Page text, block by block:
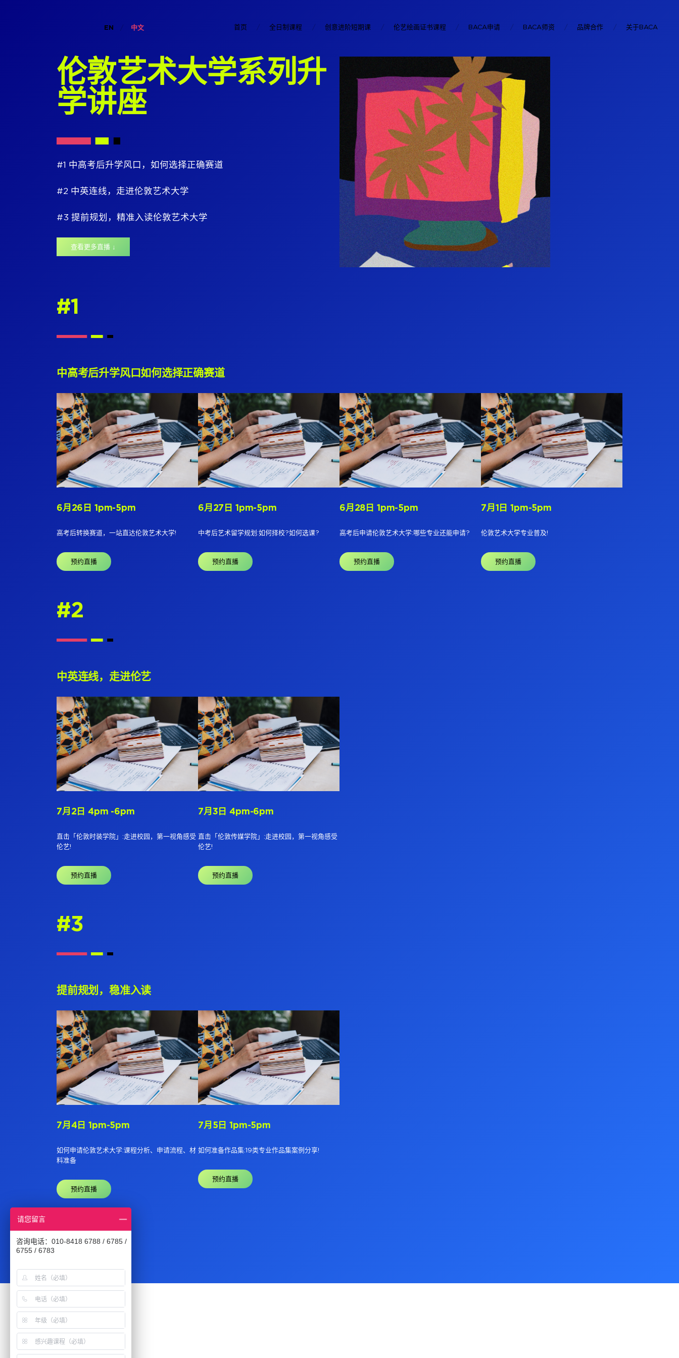
EN 中文 首页 全日制课程 创意进阶短期课 伦艺绘画证书课程 BACA申请 BACA师资 品牌合作 关于BACA
伦敦艺术大学系列升
学讲座
#1 中高考后升学风口，如何选择正确赛道
#2 中英连线，走进伦敦艺术大学
#3 提前规划，精准入读伦敦艺术大学
查看更多直播 ↓
#1
中高考后升学风口如何选择正确赛道
6月26日 1pm-5pm
高考后转换赛道，一站直达伦敦艺术大学!
预约直播
6月27日 1pm-5pm
中考后艺术留学规划:如何择校?如何选课?
预约直播
6月28日 1pm-5pm
高考后申请伦敦艺术大学:哪些专业还能申请?
预约直播
7月1日 1pm-5pm
伦敦艺术大学专业普及!
预约直播
#2
中英连线，走进伦艺
7月2日 4pm -6pm
直击「伦敦时装学院」:走进校园，第一视角感受
伦艺!
预约直播
7月3日 4pm-6pm
直击「伦敦传媒学院」:走进校园，第一视角感受
伦艺!
预约直播
#3
提前规划，稳准入读
7月4日 1pm-5pm
如何申请伦敦艺术大学:课程分析、申请流程、材
料准备
预约直播
7月5日 1pm-5pm
如何准备作品集:19类专业作品集案例分享!
预约直播
请您留言
咨询电话：010-8418 6788 / 6785 /
6755 / 6783